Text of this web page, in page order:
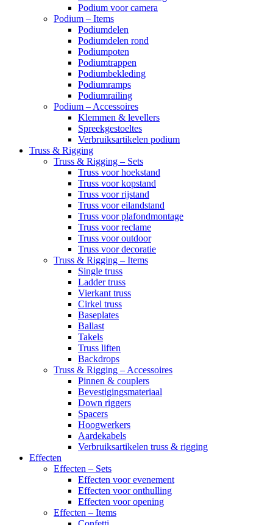
Podium voor camera
Podium – Items
Podiumdelen
Podiumdelen rond
Podiumpoten
Podiumtrappen
Podiumbekleding
Podiumramps
Podiumrailing
Podium – Accessoires
Klemmen & levellers
Spreekgestoeltes
Verbruiksartikelen podium
Truss & Rigging
Truss & Rigging – Sets
Truss voor hoekstand
Truss voor kopstand
Truss voor rijstand
Truss voor eilandstand
Truss voor plafondmontage
Truss voor reclame
Truss voor outdoor
Truss voor decoratie
Truss & Rigging – Items
Single truss
Ladder truss
Vierkant truss
Cirkel truss
Baseplates
Ballast
Takels
Truss liften
Backdrops
Truss & Rigging – Accessoires
Pinnen & couplers
Bevestigingsmateriaal
Down riggers
Spacers
Hoogwerkers
Aardekabels
Verbruiksartikelen truss & rigging
Effecten
Effecten – Sets
Effecten voor evenement
Effecten voor onthulling
Effecten voor opening
Effecten – Items